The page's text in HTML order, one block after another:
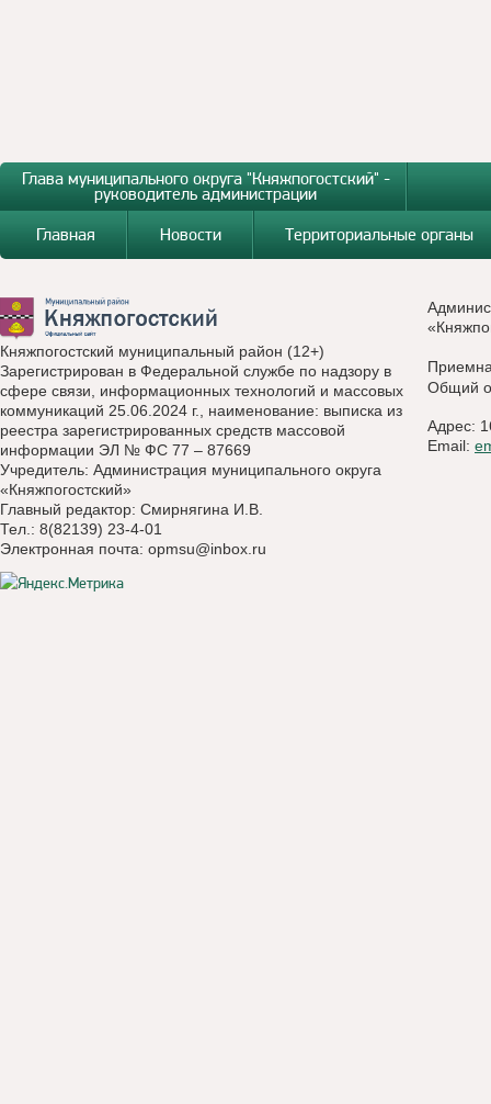
Глава муниципального округа "Княжпогостский" -
руководитель администрации
Главная
Новости Территориальные органы
Княжпогостский муниципальный район (12+)
Зарегистрирован в Федеральной службе по надзору в
сфере связи, информационных технологий и массовых
коммуникаций 25.06.2024 г., наименование: выписка из
реестра зарегистрированных средств массовой
информации ЭЛ № ФС 77 – 87669
Учредитель: Администрация муниципального округа
«Княжпогостский»
Главный редактор: Смирнягина И.В.
Тел.: 8(82139) 23-4-01
Электронная почта: opmsu@inbox.ru
Общий
Адрес:
Email: